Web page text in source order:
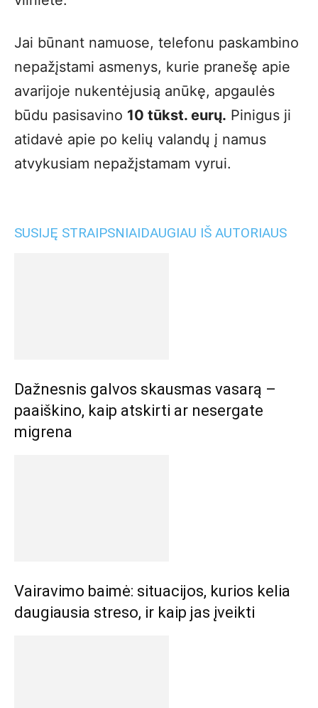
Jai būnant namuose, telefonu paskambino
nepažįstami asmenys, kurie pranešę apie
avarijoje nukentėjusią anūkę, apgaulės
būdu pasisavino 10 tūkst. eurų. Pinigus ji
atidavė apie po kelių valandų į namus
atvykusiam nepažįstamam vyrui.
SUSIJĘ STRAIPSNIAIDAUGIAU IŠ AUTORIAUS
Dažnesnis galvos skausmas vasarą –
paaiškino, kaip atskirti ar nesergate
migrena
Vairavimo baimė: situacijos, kurios kelia
daugiausia streso, ir kaip jas įveikti